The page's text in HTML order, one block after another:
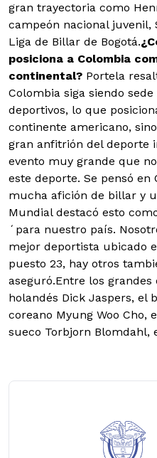
gran trayectoria como
campeón nacional juvenil,
Liga de Billar de Bogotá.
posiciona a Colombia
continental? Portela
Colombia siga siendo
deportivos, lo que
continente americano,
gran anfitrión del deporte
evento muy grande que
este deporte. Se pensó
mucha afición de billar y
Mundial destacó esto
´para nuestro país.
mejor deportista ubicado
puesto 23, hay otros
aseguró.Entre los
holandés Dick Jaspers, el
coreano Myung Woo Cho,
sueco Torbjorn Blomdahl,